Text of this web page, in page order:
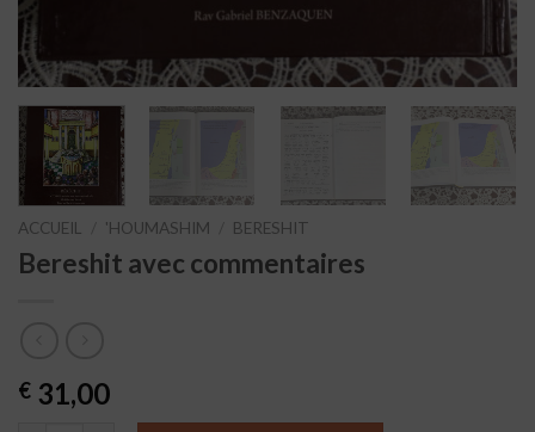
ACCUEIL 'HOUMASHIM BERESHIT
Bereshit avec commentaires
€ 31,00